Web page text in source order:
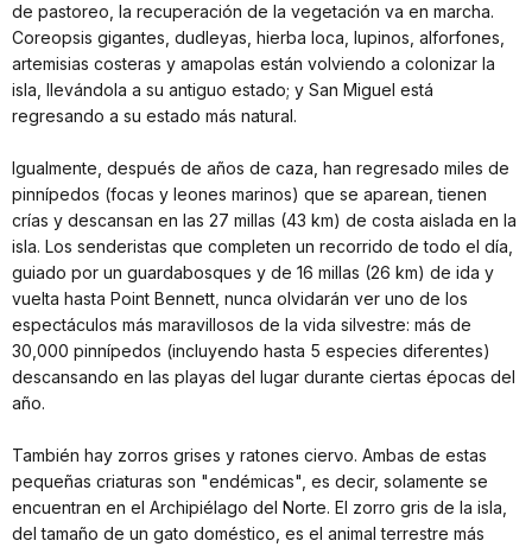
de pastoreo, la recuperación de la vegetación va en marcha.
Coreopsis gigantes, dudleyas, hierba loca, lupinos, alforfones,
artemisias costeras y amapolas están volviendo a colonizar la
isla, llevándola a su antiguo estado; y San Miguel está
regresando a su estado más natural.
Igualmente, después de años de caza, han regresado miles de
pinnípedos (focas y leones marinos) que se aparean, tienen
crías y descansan en las 27 millas (43 km) de costa aislada en la
isla. Los senderistas que completen un recorrido de todo el día,
guiado por un guardabosques y de 16 millas (26 km) de ida y
vuelta hasta Point Bennett, nunca olvidarán ver uno de los
espectáculos más maravillosos de la vida silvestre: más de
30,000 pinnípedos (incluyendo hasta 5 especies diferentes)
descansando en las playas del lugar durante ciertas épocas del
año.
También hay zorros grises y ratones ciervo. Ambas de estas
pequeñas criaturas son "endémicas", es decir, solamente se
encuentran en el Archipiélago del Norte. El zorro gris de la isla,
del tamaño de un gato doméstico, es el animal terrestre más